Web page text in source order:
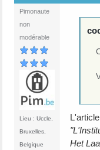
Pimonaute
non
modérable
Lieu : Uccle,
Bruxelles,
Belgique
Het